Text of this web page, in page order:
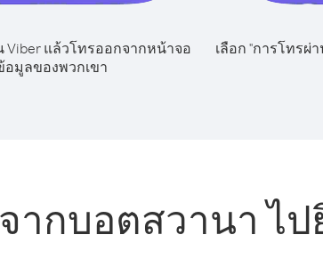
Viber แล้วโทรออกจากหน้าจอ
อมูลของพวกเขา
เลือก "การโทรผ่
ากบอตสวานา ไ